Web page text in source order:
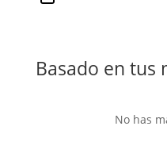
Basado en tus
No has